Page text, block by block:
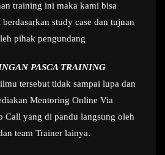
training ini maka kami bisa
study case dan tujuan
pihak pengundang
PASCA TRAINING
tersebut tidak sampai lupa dan
Mentoring Online Via
Call yang di pandu langsung oleh
team Trainer lainya.